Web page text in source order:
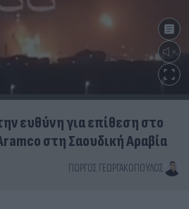
ευθύνη για επίθεση στο
στη Σαουδική Αραβία
ΓΙΏΡΓΟΣ ΓΕΩΡΓΑΚΌΠΟΥΛΟΣ